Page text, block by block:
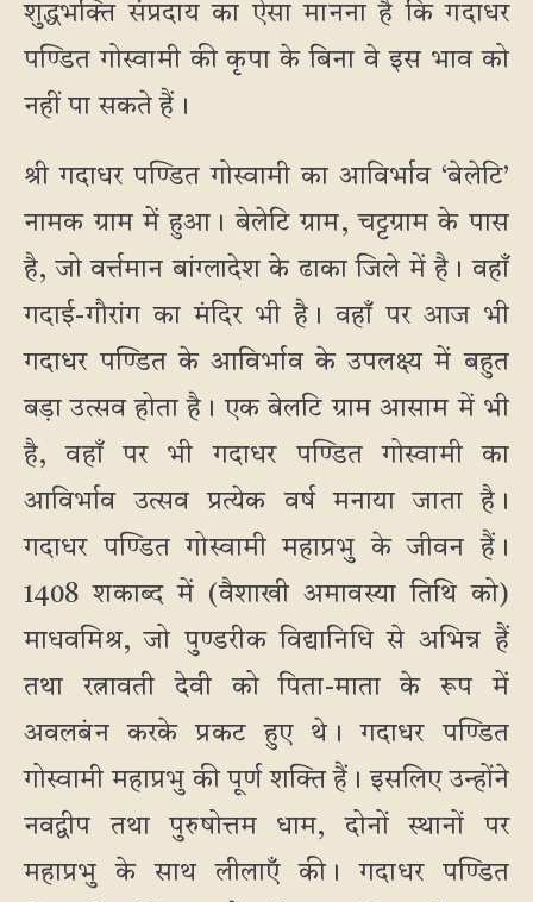
शुद्धभक्ति संप्रदाय का ऐसा मानना है कि गदाधर
पण्डित गोस्वामी की कृपा के बिना वे इस भाव को
नहीं पा सकते हैं।
श्री गदाधर पण्डित गोस्वामी का आविर्भाव ‘बेलेटि’
नामक ग्राम में हुआ। बेलेटि ग्राम, चट्टग्राम के पास
है, जो वर्त्तमान बांग्लादेश के ढाका जिले में है। वहाँ
गदाई-गौरांग का मंदिर भी है। वहाँ पर आज भी
गदाधर पण्डित के आविर्भाव के उपलक्ष्य में बहुत
बड़ा उत्सव होता है। एक बेलटि ग्राम आसाम में भी
है, वहाँ पर भी गदाधर पण्डित गोस्वामी का
आविर्भाव उत्सव प्रत्येक वर्ष मनाया जाता है।
गदाधर पण्डित गोस्वामी महाप्रभु के जीवन हैं।
1408 शकाब्द में (वैशाखी अमावस्या तिथि को)
माधवमिश्र, जो पुण्डरीक विद्यानिधि से अभिन्न हैं
तथा रत्नावती देवी को पिता-माता के रूप में
अवलबंन करके प्रकट हुए थे। गदाधर पण्डित
गोस्वामी महाप्रभु की पूर्ण शक्ति हैं। इसलिए उन्होंने
नवद्वीप तथा पुरुषोत्तम धाम, दोनों स्थानों पर
महाप्रभु के साथ लीलाएँ की। गदाधर पण्डित